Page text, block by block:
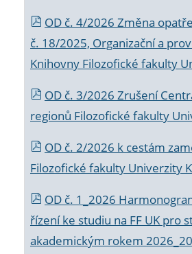
OD č. 4/2026 Změna
č. 18/2025, Organizační a
Knihovny Filozofické fakulty
OD č. 3/2026 Zrušení
regionů Filozofické fakulty
OD č. 2/2026 k cestám
Filozofické fakulty Univerzity
OD č. 1_2026
řízení ke studiu na FF UK pro
akademickým rokem